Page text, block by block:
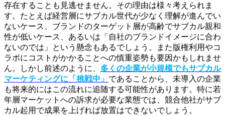
存在することも見逃せません。その理由は様々考えられま
す。たとえば経営層にサブカル世代が少なく理解が進んでい
ないケース、ブランドのターゲット層が高齢でサブカル親和
性が低いケース、あるいは「自社のブランドイメージに合わ
ないのでは」という懸念もあるでしょう。また版権利用やコ
ラボにコストがかかることへの慎重姿勢も要因かもしれませ
ん。しかし前述のように、 多くの企業が小規模でもサブカル
マーケティングに「挑戦中」 であることから、未導入の企業
も将来的にはこの流れに追随する可能性があります。特に若
年層マーケットへの訴求が必要な業態では、競合他社がサブ
カル起用で成果を上げれば放置はできないでしょう。